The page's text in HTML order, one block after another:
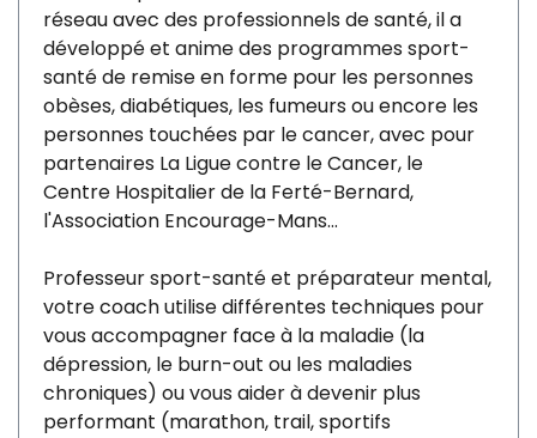
réseau avec des professionnels de santé, il a
développé et anime des programmes sport-
santé de remise en forme pour les personnes
obèses, diabétiques, les fumeurs ou encore les
personnes touchées par le cancer, avec pour
partenaires La Ligue contre le Cancer, le
Centre Hospitalier de la Ferté-Bernard,
l'Association Encourage-Mans...
Professeur sport-santé et préparateur mental,
votre coach utilise différentes techniques pour
vous accompagner face à la maladie (la
dépression, le burn-out ou les maladies
chroniques) ou vous aider à devenir plus
performant (marathon, trail, sportifs